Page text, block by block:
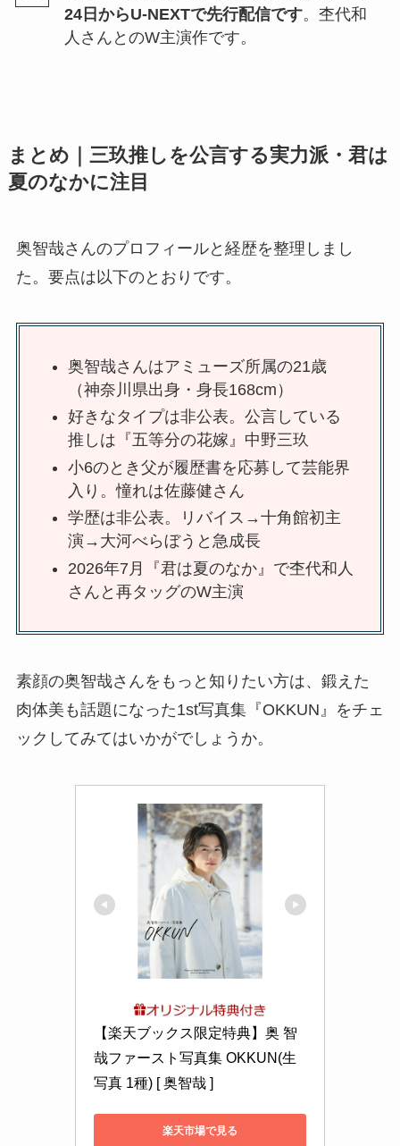
24日からU-NEXTで先行配信です。杢代和
人さんとのW主演作です。
まとめ｜三玖推しを公言する実力派・君は
夏のなかに注目
奥智哉さんのプロフィールと経歴を整理しまし
た。要点は以下のとおりです。
奥智哉さんはアミューズ所属の21歳
（神奈川県出身・身長168cm）
好きなタイプは非公表。公言している
推しは『五等分の花嫁』中野三玖
小6のとき父が履歴書を応募して芸能界
入り。憧れは佐藤健さん
学歴は非公表。リバイス→十角館初主
演→大河べらぼうと急成長
2026年7月『君は夏のなか』で杢代和人
さんと再タッグのW主演
素顔の奥智哉さんをもっと知りたい方は、鍛えた
肉体美も話題になった1st写真集『OKKUN』をチェ
ックしてみてはいかがでしょうか。
【楽天ブックス限定特典】奥 智
哉ファースト写真集 OKKUN(生
写真 1種) [ 奥智哉 ]
楽天市場で見る